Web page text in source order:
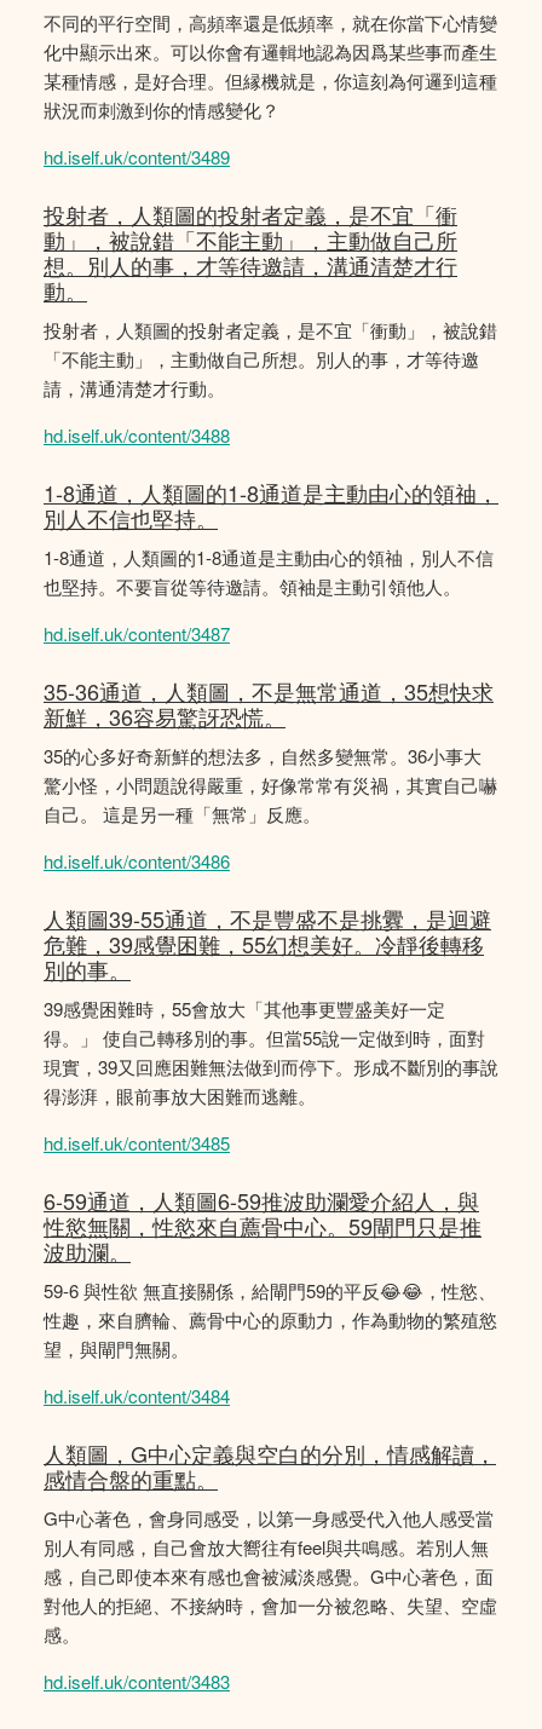
不同的平行空間，高頻率還是低頻率，就在你當下心情變
化中顯示出來。可以你會有邏輯地認為因爲某些事而產生
某種情感，是好合理。但縁機就是，你這刻為何邏到這種
狀況而刺激到你的情感變化？
hd.iself.uk/content/3489
投射者，人類圖的投射者定義，是不宜「衝
動」，被說錯「不能主動」，主動做自己所
想。別人的事，才等待邀請，溝通清楚才行
動。
投射者，人類圖的投射者定義，是不宜「衝動」，被說錯
「不能主動」，主動做自己所想。別人的事，才等待邀
請，溝通清楚才行動。
hd.iself.uk/content/3488
1-8通道，人類圖的1-8通道是主動由心的領䄂，
別人不信也堅持。
1-8通道，人類圖的1-8通道是主動由心的領䄂，別人不信
也堅持。不要盲從等待邀請。領袖是主動引領他人。
hd.iself.uk/content/3487
35-36通道，人類圖，不是無常通道，35想快求
新鮮，36容易驚訝恐慌。
35的心多好奇新鮮的想法多，自然多變無常。36小事大
驚小怪，小問題說得嚴重，好像常常有災禍，其實自己嚇
自己。 這是另一種「無常」反應。
hd.iself.uk/content/3486
人類圖39-55通道，不是豐盛不是挑釁，是迴避
危難，39感覺困難，55幻想美好。冷靜後轉移
別的事。
39感覺困難時，55會放大「其他事更豐盛美好一定
得。」 使自己轉移別的事。但當55說一定做到時，面對
現實，39又回應困難無法做到而停下。形成不斷別的事說
得澎湃，眼前事放大困難而逃離。
hd.iself.uk/content/3485
6-59通道，人類圖6-59推波助瀾愛介紹人，與
性慾無關，性慾來自薦骨中心。59閘門只是推
波助瀾。
59-6 與性欲 無直接關係，給閘門59的平反😂😂，性慾、
性趣，來自臍輪、薦骨中心的原動力，作為動物的繁殖慾
望，與閘門無關。
hd.iself.uk/content/3484
人類圖，G中心定義與空白的分別，情感解讀，
感情合盤的重點。
G中心著色，會身同感受，以第一身感受代入他人感受當
別人有同感，自己會放大嚮往有feel與共鳴感。若別人無
感，自己即使本來有感也會被減淡感覺。G中心著色，面
對他人的拒絕、不接納時，會加一分被忽略、失望、空虛
感。
hd.iself.uk/content/3483